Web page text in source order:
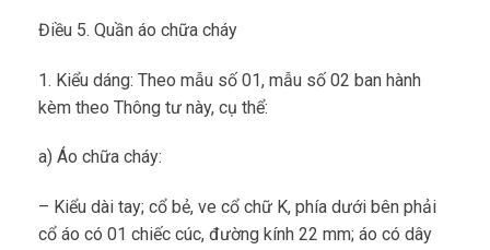
Điều 5. Quần áo chữa cháy
1. Kiểu dáng: Theo mẫu số 01, mẫu số 02 ban hành
kèm theo Thông tư này, cụ thể:
a) Áo chữa cháy:
– Kiểu dài tay; cổ bẻ, ve cổ chữ K, phía dưới bên phải
cổ áo có 01 chiếc cúc, đường kính 22 mm; áo có dây